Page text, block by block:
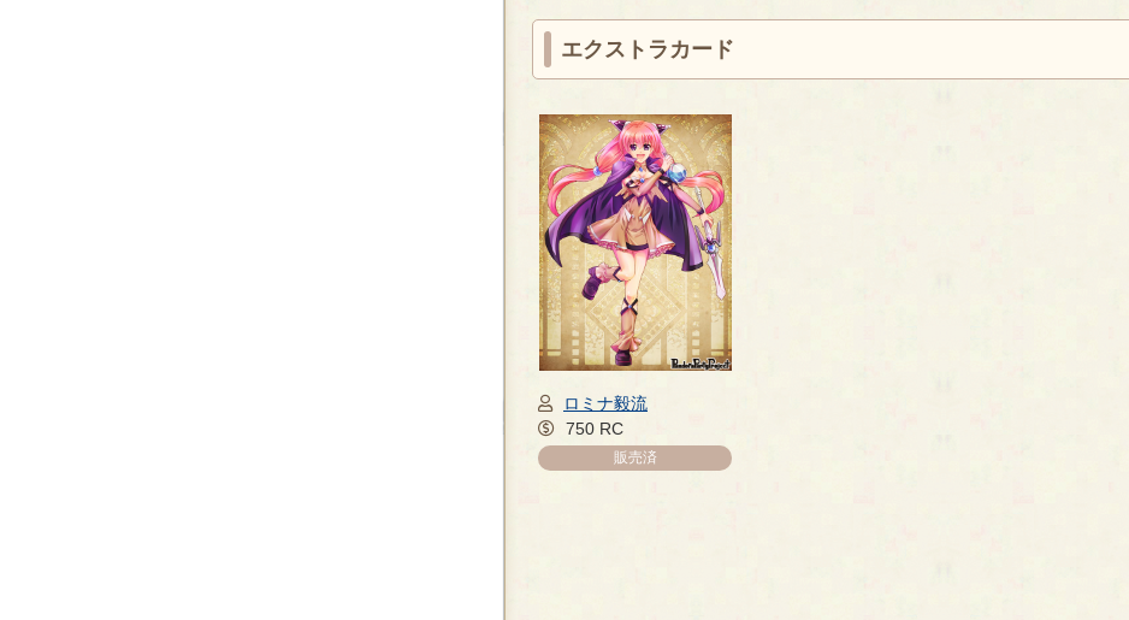
エクストラカード
ロミナ毅流
750 RC
販売済